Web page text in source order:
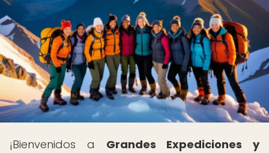
¡Bienvenidos a Grandes Expediciones y